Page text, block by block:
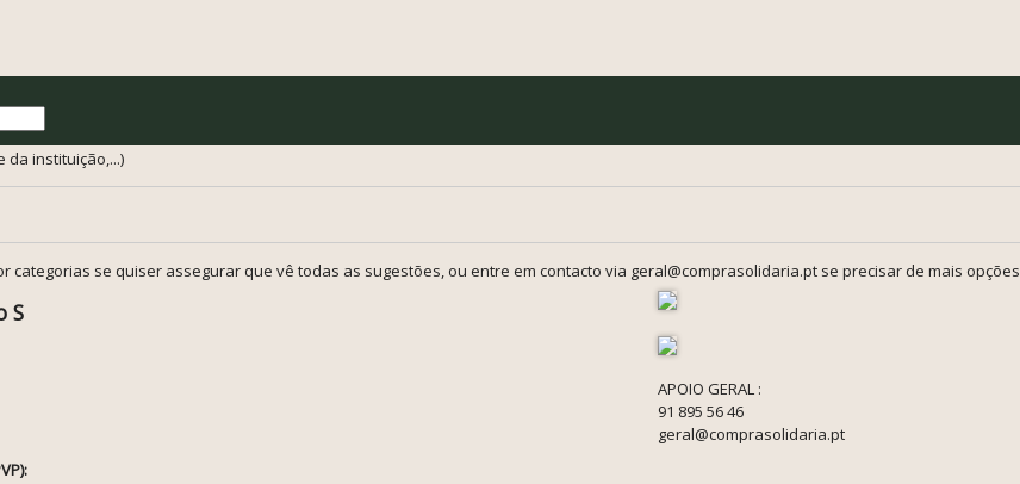
da instituição,...)
categorias se quiser assegurar que vê todas as sugestões, ou entre em contacto via geral@comprasolidaria.pt se precisar de mais opções
S
APOIO GERAL :
91 895 56 46
geral@comprasolidaria.pt